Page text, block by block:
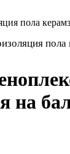
пола
на